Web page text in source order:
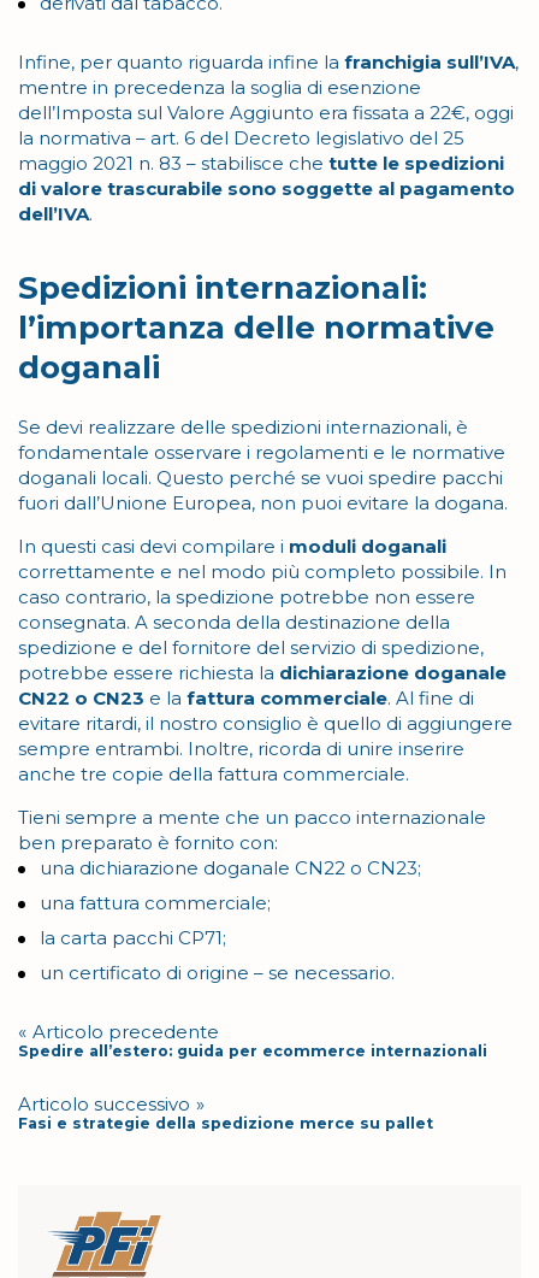
Infine, per quanto riguarda infine la franchigia sull’IVA,
mentre in precedenza la soglia di esenzione
dell’Imposta sul Valore Aggiunto era fissata a 22€, oggi
la normativa – art. 6 del Decreto legislativo del 25
maggio 2021 n. 83 – stabilisce che tutte le spedizioni
di valore trascurabile sono soggette al pagamento
dell’IVA.
Spedizioni internazionali:
l’importanza delle normative
doganali
Se devi realizzare delle spedizioni internazionali, è
fondamentale osservare i regolamenti e le normative
doganali locali. Questo perché se vuoi spedire pacchi
fuori dall’Unione Europea, non puoi evitare la dogana.
In questi casi devi compilare i moduli doganali
correttamente e nel modo più completo possibile. In
caso contrario, la spedizione potrebbe non essere
consegnata. A seconda della destinazione della
spedizione e del fornitore del servizio di spedizione,
potrebbe essere richiesta la dichiarazione doganale
CN22 o CN23 e la fattura commerciale. Al fine di
evitare ritardi, il nostro consiglio è quello di aggiungere
sempre entrambi. Inoltre, ricorda di unire inserire
anche tre copie della fattura commerciale.
Tieni sempre a mente che un pacco internazionale
ben preparato è fornito con:
una dichiarazione doganale CN22 o CN23;
una fattura commerciale;
la carta pacchi CP71;
un certificato di origine – se necessario.
Navigazione
articoli
Articolo precedente
Spedire all’estero: guida per ecommerce internazionali
Articolo successivo
Fasi e strategie della spedizione merce su pallet